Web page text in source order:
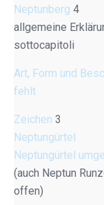
Neptunberg 4
allgemeine
sottocapitoli
Art, Form und
fehlt
Zeichen 3
Neptungürtel
Neptungürtel
(auch Neptun
offen)